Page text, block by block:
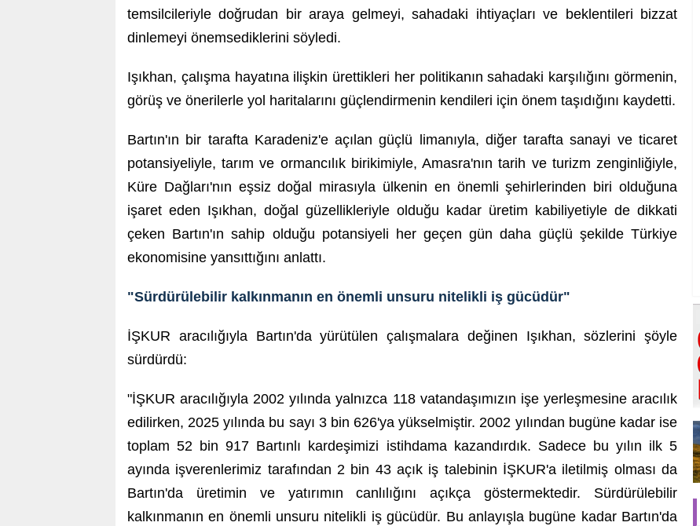
temsilcileriyle doğrudan bir araya gelmeyi, sahadaki ihtiyaçları ve beklentileri bizzat
dinlemeyi önemsediklerini söyledi.
Işıkhan, çalışma hayatına ilişkin ürettikleri her politikanın sahadaki karşılığını görmenin,
görüş ve önerilerle yol haritalarını güçlendirmenin kendileri için önem taşıdığını kaydetti.
Bartın'ın bir tarafta Karadeniz'e açılan güçlü limanıyla, diğer tarafta sanayi ve ticaret
potansiyeliyle, tarım ve ormancılık birikimiyle, Amasra'nın tarih ve turizm zenginliğiyle,
Küre Dağları'nın eşsiz doğal mirasıyla ülkenin en önemli şehirlerinden biri olduğuna
işaret eden Işıkhan, doğal güzellikleriyle olduğu kadar üretim kabiliyetiyle de dikkati
çeken Bartın'ın sahip olduğu potansiyeli her geçen gün daha güçlü şekilde Türkiye
ekonomisine yansıttığını anlattı.
"Sürdürülebilir kalkınmanın en önemli unsuru nitelikli iş gücüdür"
İŞKUR aracılığıyla Bartın'da yürütülen çalışmalara değinen Işıkhan, sözlerini şöyle
sürdürdü:
"İŞKUR aracılığıyla 2002 yılında yalnızca 118 vatandaşımızın işe yerleşmesine aracılık
edilirken, 2025 yılında bu sayı 3 bin 626'ya yükselmiştir. 2002 yılından bugüne kadar ise
toplam 52 bin 917 Bartınlı kardeşimizi istihdama kazandırdık. Sadece bu yılın ilk 5
ayında işverenlerimiz tarafından 2 bin 43 açık iş talebinin İŞKUR'a iletilmiş olması da
Bartın'da üretimin ve yatırımın canlılığını açıkça göstermektedir. Sürdürülebilir
kalkınmanın en önemli unsuru nitelikli iş gücüdür. Bu anlayışla bugüne kadar Bartın'da